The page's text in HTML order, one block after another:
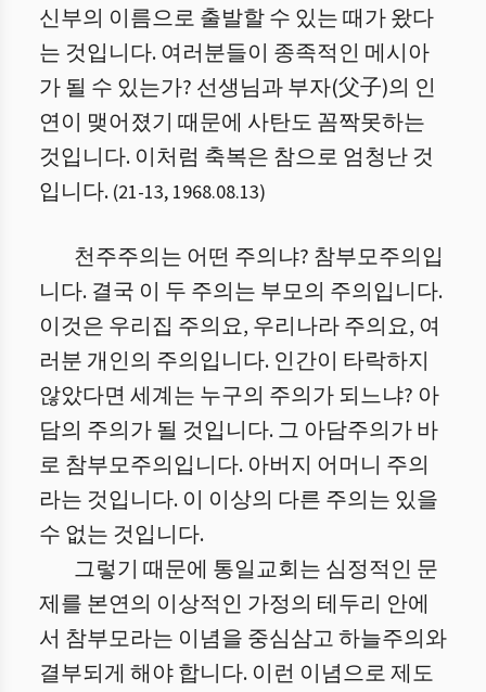
신부의 이름으로 출발할 수 있는 때가 왔다
는 것입니다. 여러분들이 종족적인 메시아
가 될 수 있는가? 선생님과 부자(父子)의 인
연이 맺어졌기 때문에 사탄도 꼼짝못하는
것입니다. 이처럼 축복은 참으로 엄청난 것
입니다. (21-13, 1968.08.13)
천주주의는 어떤 주의냐? 참부모주의입
니다. 결국 이 두 주의는 부모의 주의입니다.
이것은 우리집 주의요, 우리나라 주의요, 여
러분 개인의 주의입니다. 인간이 타락하지
않았다면 세계는 누구의 주의가 되느냐? 아
담의 주의가 될 것입니다. 그 아담주의가 바
로 참부모주의입니다. 아버지 어머니 주의
라는 것입니다. 이 이상의 다른 주의는 있을
수 없는 것입니다.
그렇기 때문에 통일교회는 심정적인 문
제를 본연의 이상적인 가정의 테두리 안에
서 참부모라는 이념을 중심삼고 하늘주의와
결부되게 해야 합니다. 이런 이념으로 제도